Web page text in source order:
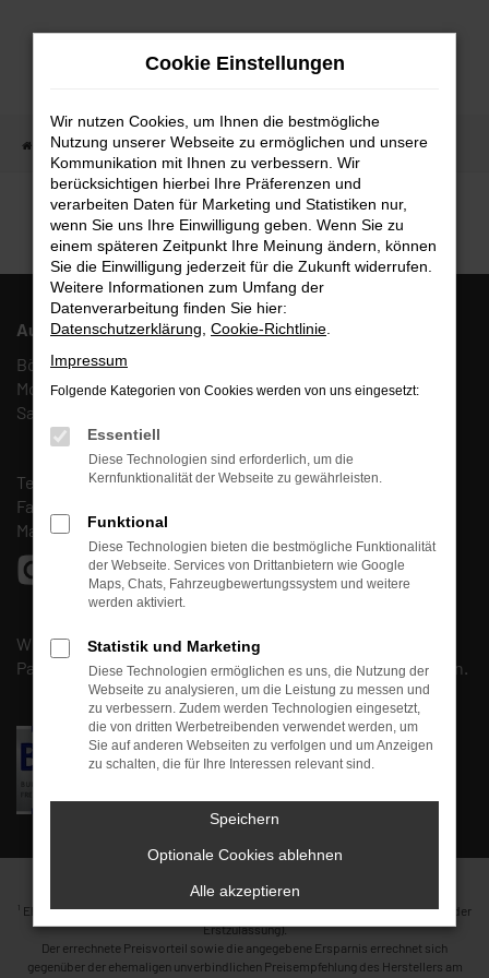
Zum
Startseite Fahrzeugangebote Fahrzeugmarkt
Fahrzeugmarkt
Autohaus Fulda West AFW GmbH & Co. KG
Böcklerstr. 27, 36041 Fulda
Mo. – Fr.: 10:00 – 18:00 Uhr
Sa.: 10:00 – 13:00 Uhr
Tel.:
(0661) 67 90 88 0
Fax: (0661) 67 90 88 30
Mail:info@autohaus-fulda-west.de
Wir sind Mitglied beim BVfKund arbeiten mit unserem
Partner, derKfz-Meisterwerkstatt Kirschmann, zusammen.
1 Ehemaliger Neupreis (Unverbindliche Preisempfehlung des Herstellers am Tag der
Erstzulassung).
Der errechnete Preisvorteil sowie die angegebene Ersparnis errechnet sich
gegenüber der ehemaligen unverbindlichen Preisempfehlung des Herstellers am
Cookie Einstellungen
Wir nutzen Cookies, um Ihnen die bestmögliche
Nutzung unserer Webseite zu ermöglichen und unsere
Kommunikation mit Ihnen zu verbessern. Wir
berücksichtigen hierbei Ihre Präferenzen und
verarbeiten Daten für Marketing und Statistiken nur,
wenn Sie uns Ihre Einwilligung geben. Wenn Sie zu
einem späteren Zeitpunkt Ihre Meinung ändern, können
Sie die Einwilligung jederzeit für die Zukunft widerrufen.
Weitere Informationen zum Umfang der
Datenverarbeitung finden Sie hier:
Datenschutzerklärung Cookie-Richtlinie
Impressum
Folgende Kategorien von Cookies werden von uns eingesetzt:
Essentiell
Diese Technologien sind erforderlich, um die
Kernfunktionalität der Webseite zu gewährleisten.
Funktional
Diese Technologien bieten die bestmögliche Funktionalität
der Webseite. Services von Drittanbietern wie Google
Maps, Chats, Fahrzeugbewertungssystem und weitere
werden aktiviert.
Statistik und Marketing
Diese Technologien ermöglichen es uns, die Nutzung der
Webseite zu analysieren, um die Leistung zu messen und
zu verbessern. Zudem werden Technologien eingesetzt,
die von dritten Werbetreibenden verwendet werden, um
Sie auf anderen Webseiten zu verfolgen und um Anzeigen
zu schalten, die für Ihre Interessen relevant sind.
Speichern
Optionale Cookies ablehnen
Alle akzeptieren